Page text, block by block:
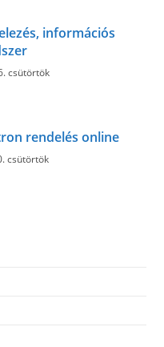
információs
csütörtök
rendelés online
csütörtök